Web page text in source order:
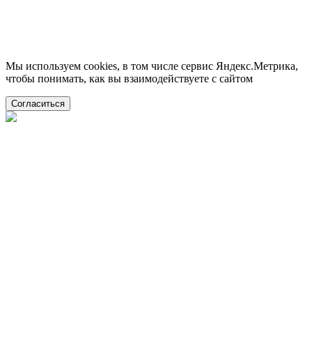
Мы используем cookies, в том числе сервис Яндекс.Метрика,
чтобы понимать, как вы взаимодействуете с сайтом
Согласиться